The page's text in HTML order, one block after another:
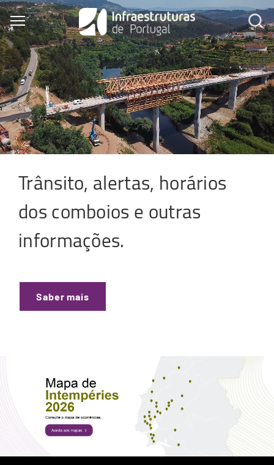
Skip
to
main
content
Toggle main menu visibility
Trânsito, alertas, horários
dos comboios e outras
informações.
Saber mais